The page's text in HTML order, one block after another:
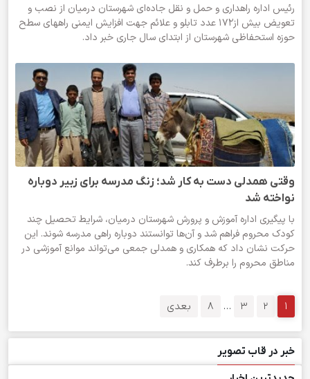
رئیس اداره راهداری و حمل و نقل جاده‌ای شهرستان درمیان از نصب و
تعویض بیش از172 عدد تابلو و علائم جهت افزایش ایمنی راههای سطح
حوزه استحفاظی شهرستان از ابتدای سال جاری خبر داد.
وقتی همدلی دست به کار شد؛ زنگ مدرسه برای زبیر دوباره
نواخته شد
با پیگیری اداره آموزش و پرورش شهرستان درمیان، شرایط تحصیل چند
کودک محروم فراهم شد و آن‌ها توانستند دوباره راهی مدرسه شوند. این
حرکت نشان داد که همکاری و همدلی جمعی می‌تواند موانع آموزشی در
مناطق محروم را برطرف کند.
1
2
3
…
8 بعدی
خبر در قاب تصویر